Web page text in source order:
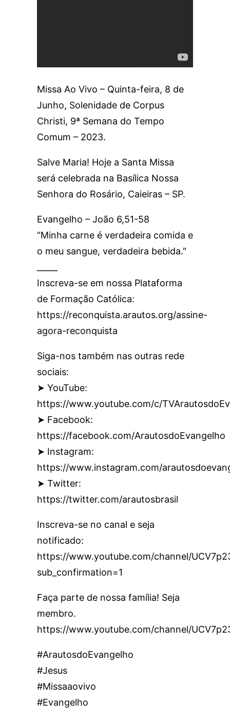
Missa Ao Vivo – Quinta-feira, 8 de
Junho, Solenidade de Corpus
Christi, 9ª Semana do Tempo
Comum – 2023.
Salve Maria! Hoje a Santa Missa
será celebrada na Basílica Nossa
Senhora do Rosário, Caieiras – SP.
Evangelho – João 6,51-58
“Minha carne é verdadeira comida e
o meu sangue, verdadeira bebida."
Inscreva-se em nossa Plataforma
de Formação Católica:
https://reconquista.arautos.org/assine-
agora-reconquista
Siga-nos também nas outras rede
sociais:
➤ YouTube:
https://www.youtube.com/c/
➤ Facebook:
https://facebook.com/ArautosdoEvangelho
➤ Instagram:
https://www.instagram.com/
➤ Twitter:
https://twitter.com/arautosbrasil
Inscreva-se no canal e seja
notificado:
https://www.youtube.com/channel/
sub_confirmation=1
Faça parte de nossa família! Seja
membro.
https://www.youtube.com/channel/
#ArautosdoEvangelho
#Jesus
#Missaaovivo
#Evangelho